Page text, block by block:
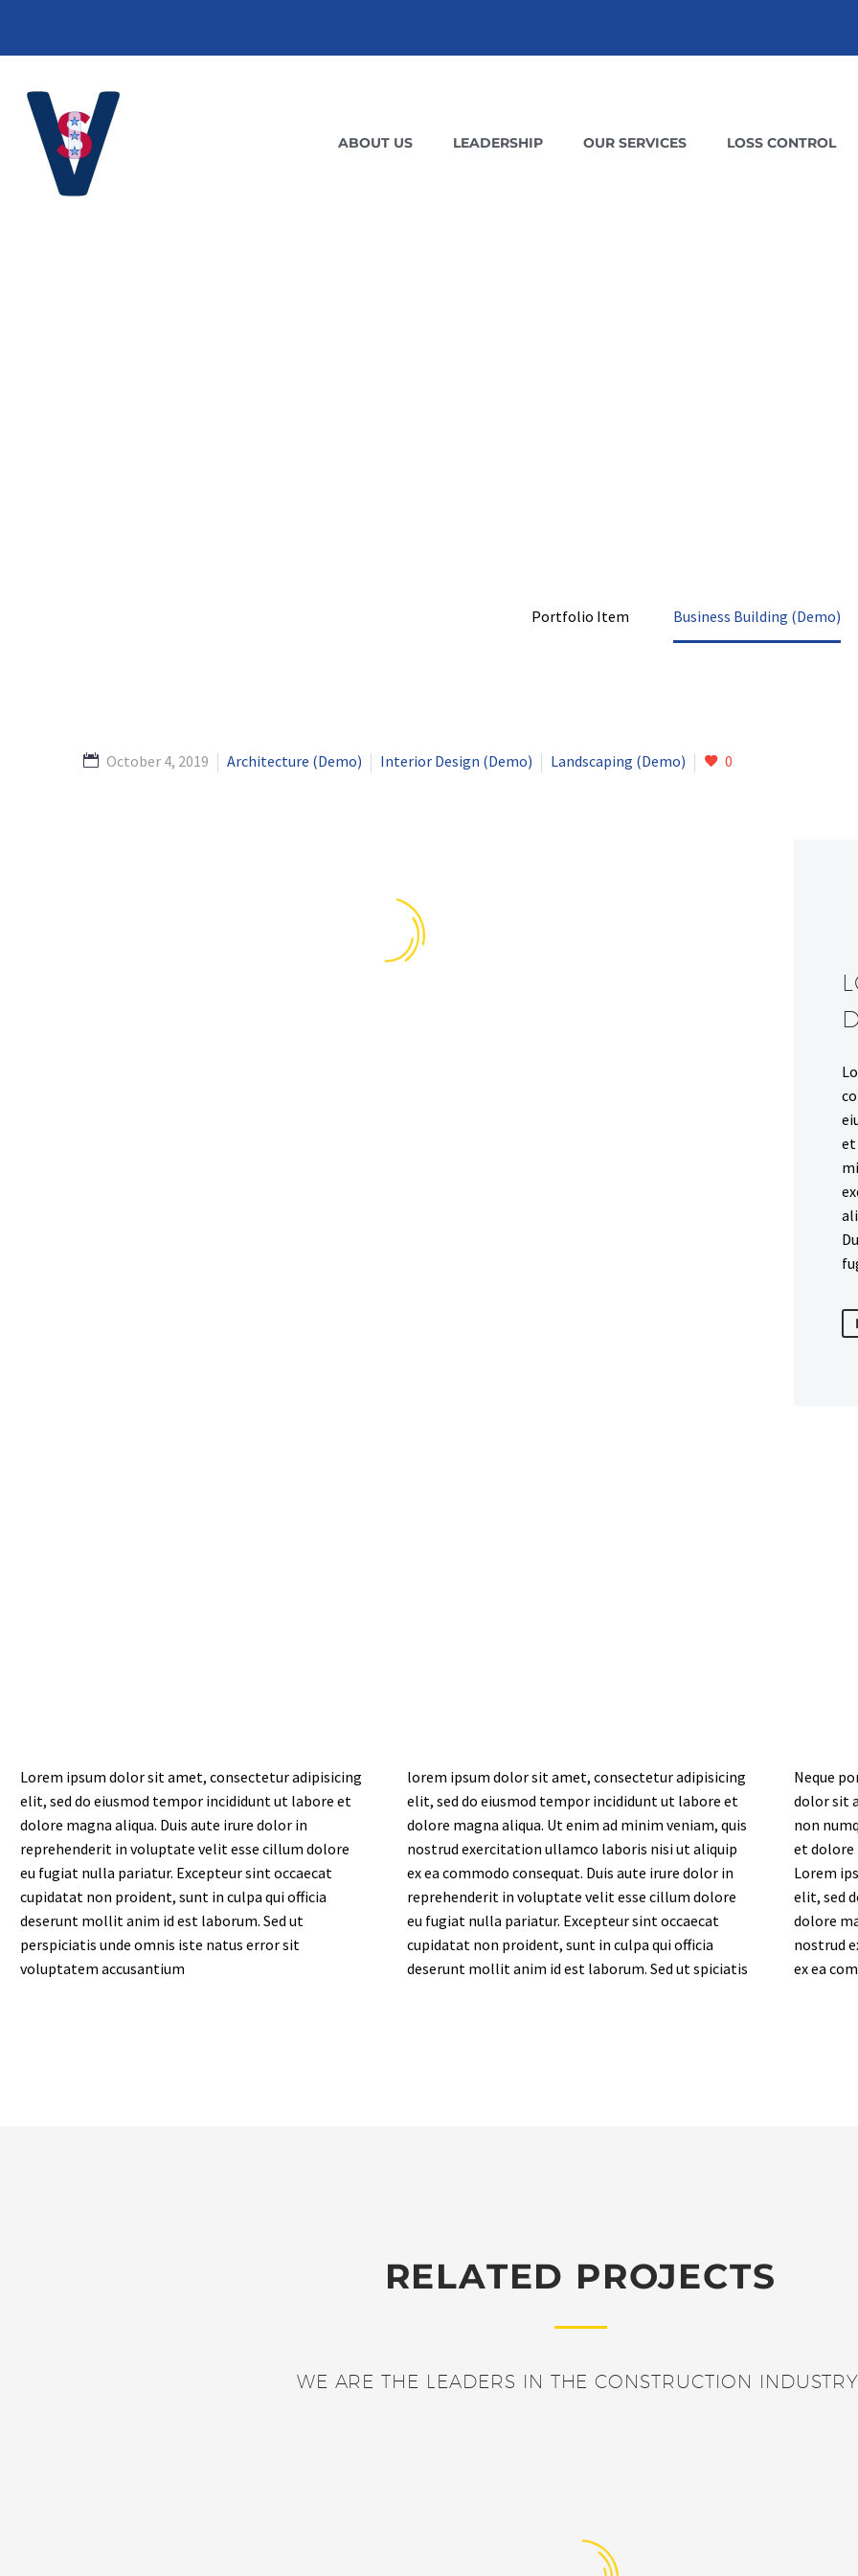
ABOUT US LEADERSHIP OUR SERVICES LOSS CONTROL
Portfolio Item Business Building (Demo)
October 4, 2019 Architecture (Demo) Interior Design (Demo) Landscaping (Demo) 0
et
Lorem ipsum dolor sit amet, consectetur adipisicing
elit, sed do eiusmod tempor incididunt ut labore et
dolore magna aliqua. Duis aute irure dolor in
reprehenderit in voluptate velit esse cillum dolore
eu fugiat nulla pariatur. Excepteur sint occaecat
cupidatat non proident, sunt in culpa qui officia
deserunt mollit anim id est laborum. Sed ut
perspiciatis unde omnis iste natus error sit
voluptatem accusantium
lorem ipsum dolor sit amet, consectetur adipisicing
elit, sed do eiusmod tempor incididunt ut labore et
dolore magna aliqua. Ut enim ad minim veniam, quis
nostrud exercitation ullamco laboris nisi ut aliquip
ex ea commodo consequat. Duis aute irure dolor in
reprehenderit in voluptate velit esse cillum dolore
eu fugiat nulla pariatur. Excepteur sint occaecat
cupidatat non proident, sunt in culpa qui officia
deserunt mollit anim id est laborum. Sed ut spiciatis
Neque
dolor sit
non
et dolore
Lorem
elit, sed
dolore
nostrud
ex ea
RELATED PROJECTS
WE ARE THE LEADERS IN THE CONSTRUCTION